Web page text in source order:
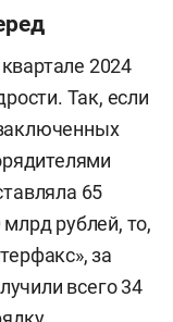
2024
Так, если
65
рублей, то,
за
всего 34